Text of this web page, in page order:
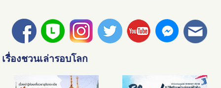
เรื่องชวนเล่ารอบโลก